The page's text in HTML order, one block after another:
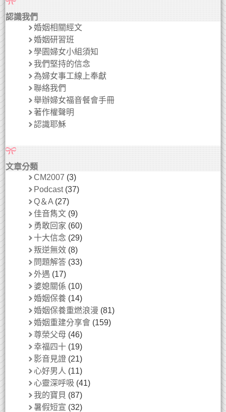
認識我們
婚姻相關經文
婚姻研習班
學園婦女小組須知
我們堅持的信念
為婦女事工線上奉獻
聯絡我們
舉辦婦女福音餐會手冊
著作權聲明
認識耶穌
文章分類
CM2007 (3)
Podcast(37)
Q＆A (27)
佳音雋文 (9)
勇敢回家 (60)
十大信念 (29)
叛逆無效 (8)
問題解答 (33)
外遇 (17)
婆媳關係 (10)
婚姻保養 (14)
婚姻保養重燃浪漫 (81)
婚姻重建分享會 (159)
尊榮父母 (46)
幸福四十 (19)
影音見證 (21)
心好男人 (11)
心靈深呼吸 (41)
我的寶貝 (87)
暑假短宣 (32)